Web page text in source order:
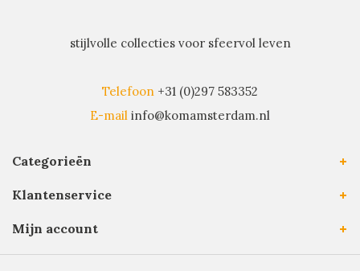
stijlvolle collecties voor sfeervol leven
Telefoon +31 (0)297 583352
E-mail info@komamsterdam.nl
Categorieën
Klantenservice
Mijn account